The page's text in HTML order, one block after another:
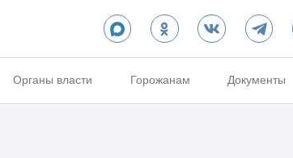
Органы власти Горожанам Документы